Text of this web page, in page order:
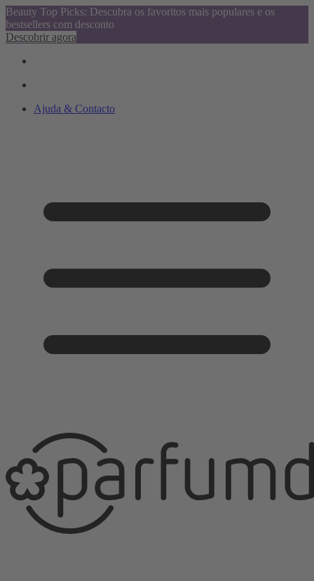
Beauty Top Picks: Descubra os favoritos mais populares e os
bestsellers com desconto
Descobrir agora
Ajuda & Contacto